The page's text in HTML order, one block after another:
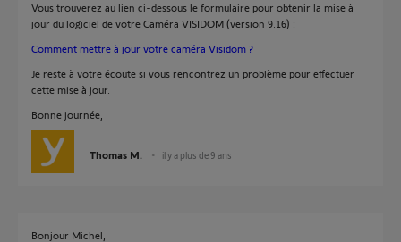
Vous trouverez au lien ci-dessous le formulaire pour obtenir la mise à
jour du logiciel de votre Caméra VISIDOM (version 9.16) :
Comment mettre à jour votre caméra Visidom ?
Je reste à votre écoute si vous rencontrez un problème pour effectuer
cette mise à jour.
Bonne journée,
Thomas M. il y a plus de 9 ans
Bonjour Michel,